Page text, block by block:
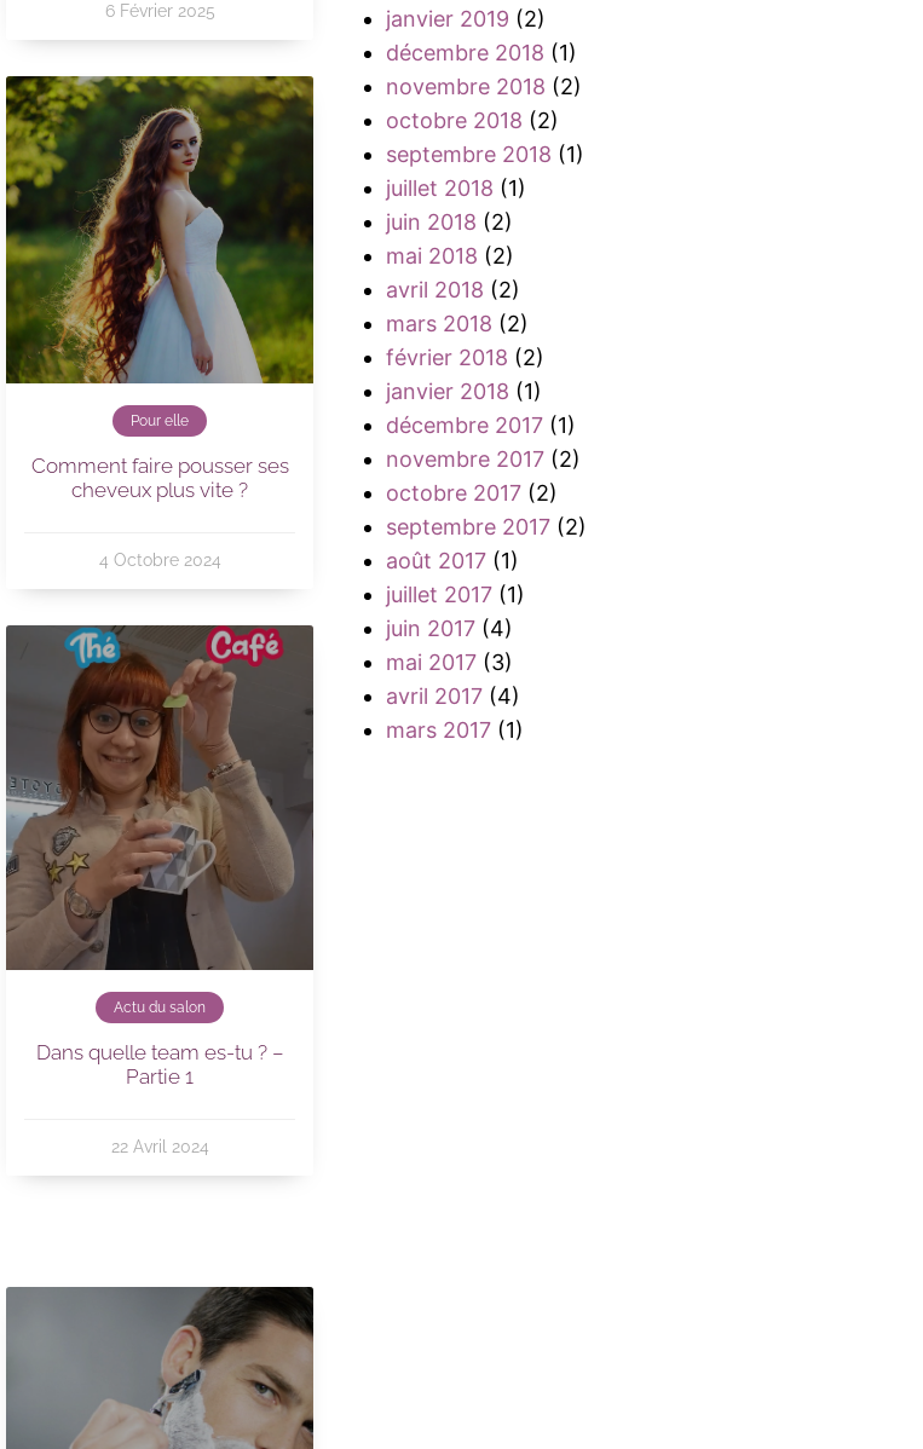
6 Février 2025
Pour elle
Comment faire pousser ses
cheveux plus vite ?
4 Octobre 2024
Actu du salon
Dans quelle team es-tu ? –
Partie 1
22 Avril 2024
janvier 2019 (2)
décembre 2018 (1)
novembre 2018 (2)
octobre 2018 (2)
septembre 2018 (1)
juillet 2018 (1)
juin 2018 (2)
mai 2018 (2)
avril 2018 (2)
mars 2018 (2)
février 2018 (2)
janvier 2018 (1)
décembre 2017 (1)
novembre 2017 (2)
octobre 2017 (2)
septembre 2017 (2)
août 2017 (1)
juillet 2017 (1)
juin 2017 (4)
mai 2017 (3)
avril 2017 (4)
mars 2017 (1)